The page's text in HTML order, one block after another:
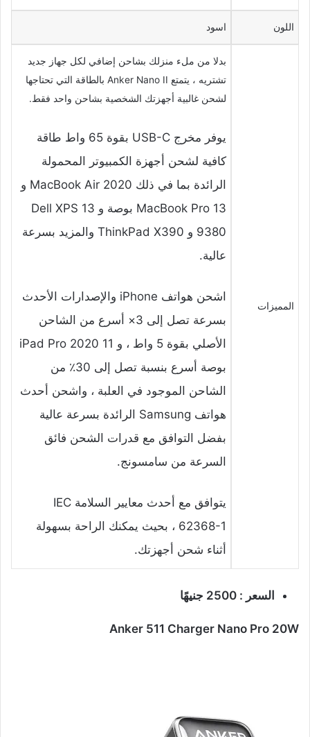
اللون اسود
المميزات
بدلا من ملء منزلك بشاحن إضافي لكل جهاز جديد
تشتريه ، يتمتع Anker Nano II بالطاقة التي تحتاجها
لشحن غالبية أجهزتك الشخصية بشاحن واحد فقط.
يوفر مخرج USB-C بقوة 65 واط طاقة
كافية لشحن أجهزة الكمبيوتر المحمولة
الرائدة بما في ذلك MacBook Air 2020 و
MacBook Pro 13 بوصة و Dell XPS 13
9380 و ThinkPad X390 والمزيد بسرعة
عالية.
اشحن هواتف iPhone والإصدارات الأحدث
بسرعة تصل إلى 3× أسرع من الشاحن
الأصلي بقوة 5 واط ، و iPad Pro 2020 11
بوصة أسرع بنسبة تصل إلى 30٪ من
الشاحن الموجود في العلبة ، واشحن أحدث
هواتف Samsung الرائدة بسرعة عالية
بفضل التوافق مع قدرات الشحن فائق
السرعة من سامسونج.
يتوافق مع أحدث معايير السلامة IEC
62368-1 ، بحيث يمكنك الراحة بسهولة
أثناء شحن أجهزتك.
السعر : 2500 جنيهًا
Anker 511 Charger Nano Pro 20W